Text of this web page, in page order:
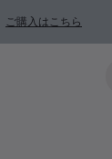
ご購入はこちら